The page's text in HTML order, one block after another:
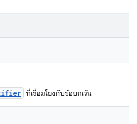
ที่เชื่อมโยงกับข้อยกเว้น